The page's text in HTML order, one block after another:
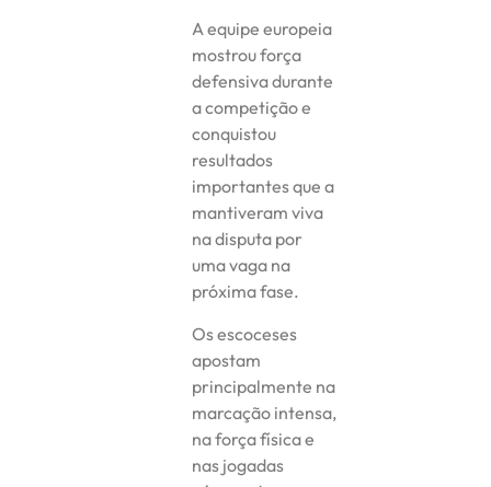
A equipe europeia
mostrou força
defensiva durante
a competição e
conquistou
resultados
importantes que a
mantiveram viva
na disputa por
uma vaga na
próxima fase.
Os escoceses
apostam
principalmente na
marcação intensa,
na força física e
nas jogadas